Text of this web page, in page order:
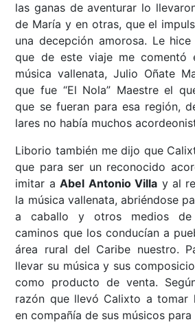
las ganas de aventurar lo
de María y en otras, que el
una decepción amorosa. Le
que de este viaje me comentó
música vallenata, Julio Oñate
que fue “El Nola” Maestre el
que se fueran para esa región,
lares no había muchos
Liborio también me dijo que
que para ser un reconocido
imitar aAbel Antonio Villa y al
la música vallenata, abriéndose
a caballo y otros medios de
caminos que los conducían a
área rural del Caribe nuestro.
llevar su música y sus
como producto de venta.
razón que llevó Calixto a tomar
en compañía de sus músicos para